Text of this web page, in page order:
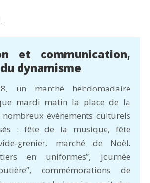
et communication,
dynamisme
un marché hebdomadaire
mardi matin la place de la
événements culturels
: fête de la musique, fête
grenier, marché de Noël,
en uniformes”, journée
commémorations de